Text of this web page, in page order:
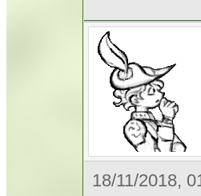
18/11/2018,